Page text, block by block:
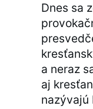
Dnes sa
a neraz
aj
nazývajú